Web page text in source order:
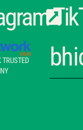
TRUSTED